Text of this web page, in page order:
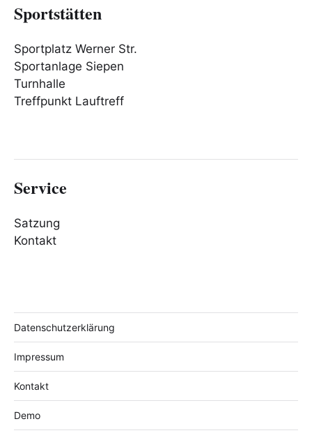
Sportstätten
Sportplatz Werner Str.
Sportanlage Siepen
Turnhalle
Treffpunkt Lauftreff
Service
Satzung
Kontakt
Datenschutzerklärung
Impressum
Kontakt
Demo